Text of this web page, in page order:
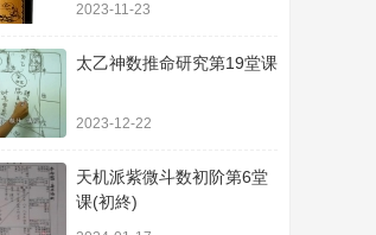
2023-11-23
太乙神数推命研究第19堂课
2023-12-22
天机派紫微斗数初阶第6堂
课(初終)